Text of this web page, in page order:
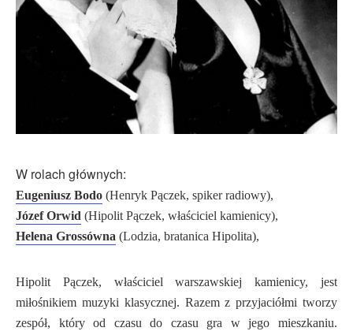
W rolach głównych:
Eugeniusz Bodo (Henryk Pączek, spiker radiowy),
Józef Orwid (Hipolit Pączek, właściciel kamienicy),
Helena Grossówna (Lodzia, bratanica Hipolita),
Hipolit Pączek, właściciel warszawskiej kamienicy, jest
miłośnikiem muzyki klasycznej. Razem z przyjaciółmi tworzy
zespół, który od czasu do czasu gra w jego mieszkaniu.